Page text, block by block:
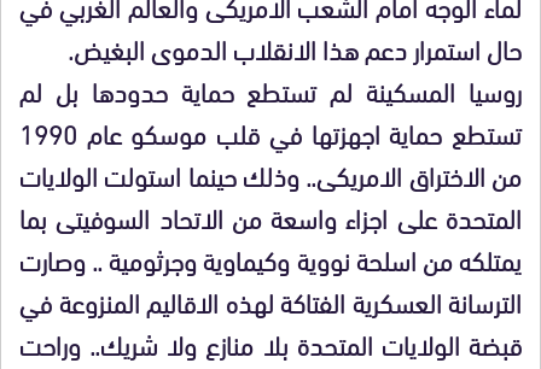
حال استمرار دعم هذا الانقلاب الدموى البغيض.
روسيا المسكينة لم تستطع حماية حدودها بل لم
تستطع حماية اجهزتها في قلب موسكو عام 1990
من الاختراق الامريكى.. وذلك حينما استولت الولايات
المتحدة على اجزاء واسعة من الاتحاد السوفيتى بما
يمتلكه من اسلحة نووية وكيماوية وجرثومية .. وصارت
الترسانة العسكرية الفتاكة لهذه الاقاليم المنزوعة في
قبضة الولايات المتحدة بلا منازع ولا شريك.. وراحت